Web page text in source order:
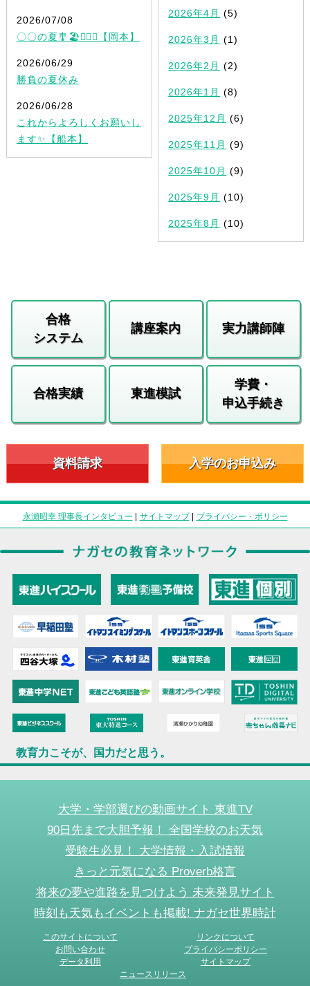
2026/07/08
〇〇の夏🎐🏖✍🏻💡【岡本】
2026/06/29
勝負の夏休み
2026/06/28
これからよろしくお願いし
ます✨【船本】
2026年4月 (5)
2026年3月 (1)
2026年2月 (2)
2026年1月 (8)
2025年12月 (6)
2025年11月 (9)
2025年10月 (9)
2025年9月 (10)
2025年8月 (10)
合格
システム
講座案内 実力講師陣
合格実績 東進模試
学費・
申込手続き
資料請求 入学のお申込み
永瀬昭幸 理事長インタビュー | サイトマップ| プライバシー・ポリシー
教育力こそが、国力だと思う。
大学・学部選びの動画サイト 東進TV
90日先まで大胆予報！ 全国学校のお天気
受験生必見！ 大学情報・入試情報
きっと元気になる Proverb格言
将来の夢や進路を見つけよう 未来発見サイト
時刻も天気もイベントも掲載! ナガセ世界時計
このサイトについて
リンクについて
お問い合わせ
プライバシーポリシー
データ利用
サイトマップ
ニュースリリース